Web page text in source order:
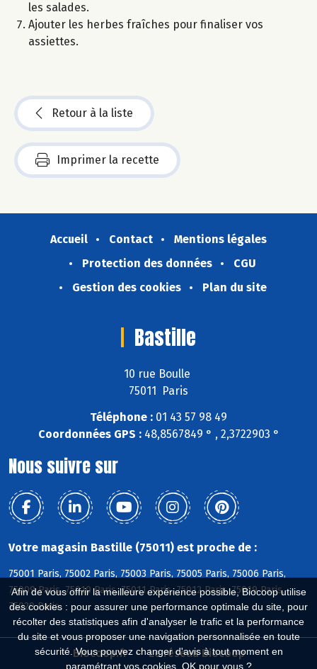
Afin de vous offrir la meilleure expérience possible, Biocoop utilise
des cookies : pour assurer une performance optimale du site, pour
récolter des statistiques afin d'analyser le trafic et la performance
du site et vous proposer une navigation personnalisée en toute
sécurité. Vous pouvez changer d'avis à tout moment en
paramétrant vos cookies. OK pour vous ?
les salades.
Ajouter les herbes fraîches pour finaliser vos
assiettes.
Retour à la liste
Imprimer la recette
Accueil Contact
Mentions légales
Protection des données
CGU
Gestion des cookies
Plan du site
Bastille
10 rue Boulle
75011 Paris
Téléphone : 01 43 57 98 49
Coordonnées GPS :48,8567849 ° , 2,3722903 °
Nous suivre sur
Votre magasin Bastille (75011) est proche de :
75001 Paris, 75002 Paris, 75003 Paris, 75005 Paris, 75006 Paris,
75009 Paris, 75010 Paris, 75011 Paris, 75012 Paris, 75019 Paris,
75020 Paris
Biocoop.fr
Le réseau Biocoop